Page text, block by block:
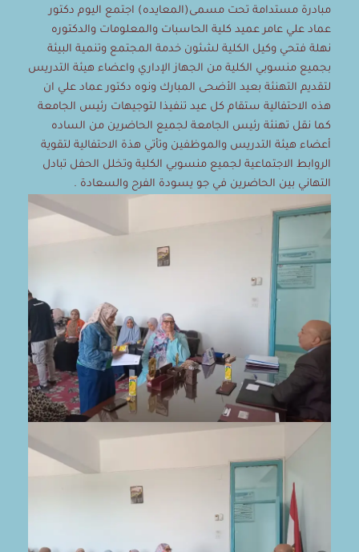
مبادرة مستدامة تحت مسمى(المعايده) اجتمع اليوم دكتور
عماد علي عامر عميد كلية الحاسبات والمعلومات والدكتوره
نهلة فتحي وكيل الكلية لشئون خدمة المجتمع وتنمية البيئة
بجميع منسوبي الكلية من الجهاز الإداري واعضاء هيئة التدريس
لتقديم التهنئة بعيد الأضحى المبارك ونوه دكتور عماد علي ان
هذه الاحتفالية ستقام كل عيد تنفيذا لتوجيهات رئيس الجامعة
كما نقل تهنئة رئيس الجامعة لجميع الحاضرين من الساده
أعضاء هيئة التدريس والموظفين وتأتي هذة الاحتفالية لتقوية
الروابط الاجتماعية لجميع منسوبي الكلية وتخلل الحفل تبادل
التهاني بين الحاضرين في جو يسودة الفرح والسعادة .